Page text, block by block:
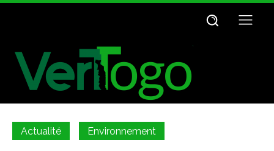
Actualité Environnement